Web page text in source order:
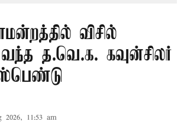
விசில்
வந்த த.வெ.க. கவுன்சிலர்
2026, 11:53 am